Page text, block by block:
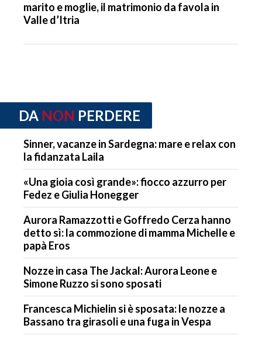
marito e moglie, il matrimonio da favola in
Valle d’Itria
DA NON PERDERE
Sinner, vacanze in Sardegna: mare e relax con
la fidanzata Laila
«Una gioia così grande»: fiocco azzurro per
Fedez e Giulia Honegger
Aurora Ramazzotti e Goffredo Cerza hanno
detto sì: la commozione di mamma Michelle e
papà Eros
Nozze in casa The Jackal: Aurora Leone e
Simone Ruzzo si sono sposati
Francesca Michielin si è sposata: le nozze a
Bassano tra girasoli e una fuga in Vespa